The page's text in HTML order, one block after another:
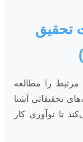
تحقیق
مرتبط را مطالعه
تحقیقاتی آشنا
تا نوآوری کار